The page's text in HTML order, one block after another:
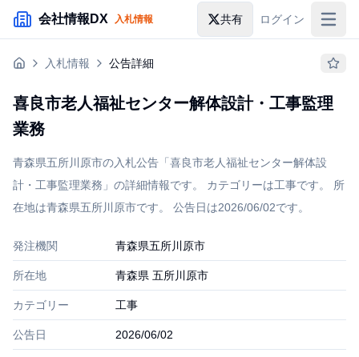
メインコンテンツにスキップ
会社情報DX 入札情報 共有 ログイン
入札情報
助成金・補助金
入札情報 公告詳細
喜良市老人福祉センター解体設計・工事監理
業務
青森県五所川原市の入札公告「喜良市老人福祉センター解体設
計・工事監理業務」の詳細情報です。 カテゴリーは工事です。 所
在地は青森県五所川原市です。 公告日は2026/06/02です。
発注機関 青森県五所川原市
所在地 青森県 五所川原市
カテゴリー 工事
公告日 2026/06/02